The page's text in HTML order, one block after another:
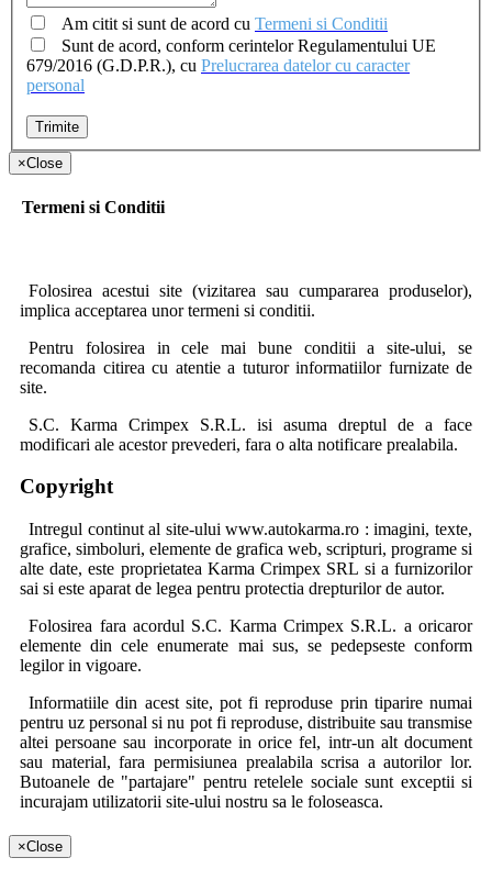
Am citit si sunt de acord cu Termeni si Conditii
679/2016 (G.D.P.R.), cu Prelucrarea datelor cu caracter
personal
Trimite
×Close
Termeni si Conditii
Folosirea acestui site (vizitarea sau cumpararea produselor),
implica acceptarea unor termeni si conditii.
Pentru folosirea in cele mai bune conditii a site-ului, se
recomanda citirea cu atentie a tuturor informatiilor furnizate de
site.
S.C. Karma Crimpex S.R.L. isi asuma dreptul de a face
modificari ale acestor prevederi, fara o alta notificare prealabila.
Copyright
Intregul continut al site-ului www.autokarma.ro : imagini, texte,
grafice, simboluri, elemente de grafica web, scripturi, programe si
alte date, este proprietatea Karma Crimpex SRL si a furnizorilor
sai si este aparat de legea pentru protectia drepturilor de autor.
Folosirea fara acordul S.C. Karma Crimpex S.R.L. a oricaror
elemente din cele enumerate mai sus, se pedepseste conform
legilor in vigoare.
Informatiile din acest site, pot fi reproduse prin tiparire numai
pentru uz personal si nu pot fi reproduse, distribuite sau transmise
altei persoane sau incorporate in orice fel, intr-un alt document
sau material, fara permisiunea prealabila scrisa a autorilor lor.
Butoanele de "partajare" pentru retelele sociale sunt exceptii si
incurajam utilizatorii site-ului nostru sa le foloseasca.
Securitatea datelor personale
×Close